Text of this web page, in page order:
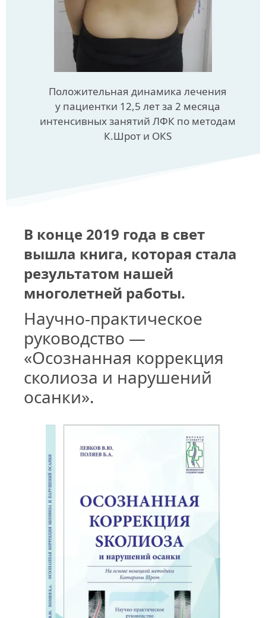
Положительная динамика лечения
у пациентки 12,5 лет за 2 месяца
интенсивных занятий ЛФК по методам
К.Шрот и ОКS
В конце 2019 года в свет
вышла книга, которая стала
результатом нашей
многолетней работы.
Научно-практическое
руководство —
«Осознанная коррекция
сколиоза и нарушений
осанки».